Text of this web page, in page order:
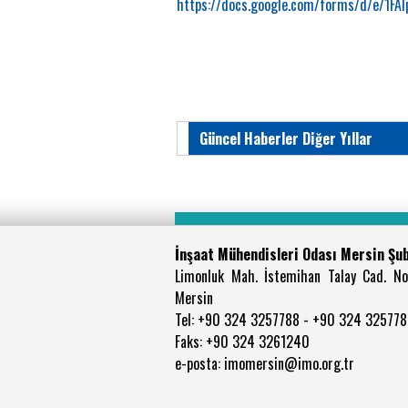
https://docs.google.com/forms/d/e/
Güncel Haberler Diğer Yıllar
İnşaat Mühendisleri Odası Mersin
Limonluk Mah. İstemihan Talay Cad.
Mersin
Tel: +90 324 3257788 - +90 324
Faks: +90 324 3261240
e-posta: imomersin@imo.org.tr